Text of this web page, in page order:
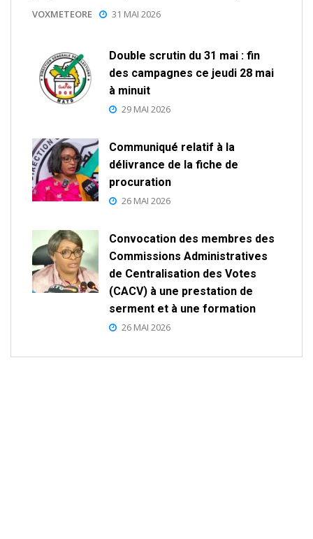
VOXMETEORE 31 MAI 2026
Double scrutin du 31 mai : fin
des campagnes ce jeudi 28 mai
à minuit
29 MAI 2026
Communiqué relatif à la
délivrance de la fiche de
procuration
26 MAI 2026
Convocation des membres des
Commissions Administratives
de Centralisation des Votes
(CACV) à une prestation de
serment et à une formation
26 MAI 2026